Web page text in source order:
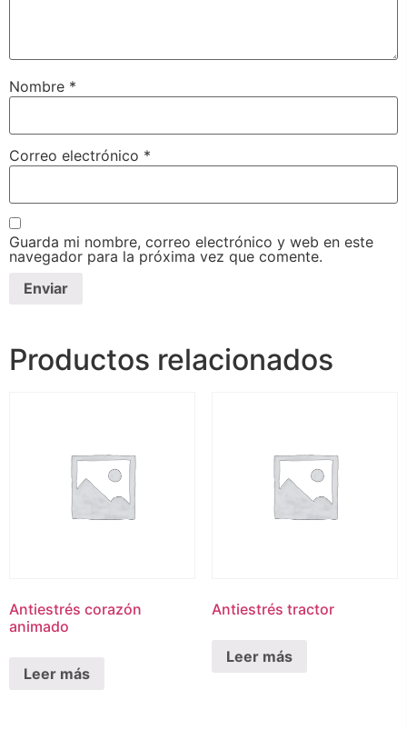
Nombre *
Correo electrónico *
Guarda mi nombre, correo electrónico y web en este
navegador para la próxima vez que comente.
Productos relacionados
Antiestrés corazón
animado
Leer más
Antiestrés tractor
Leer más